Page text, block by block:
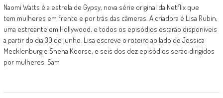
Naomi Watts é a estrela de Gypsy, nova série original da Netflix que
tem mulheres em frente e por trás das câmeras. A criadora é Lisa Rubin,
uma estreante em Hollywood, e todos os episódios estarão disponíveis
a partir do dia 30 de junho. Lisa escreve o roteiro ao lado de Jessica
Mecklenburg e Sneha Koorse, e seis dos dez episódios serão dirigidos
por mulheres: Sam